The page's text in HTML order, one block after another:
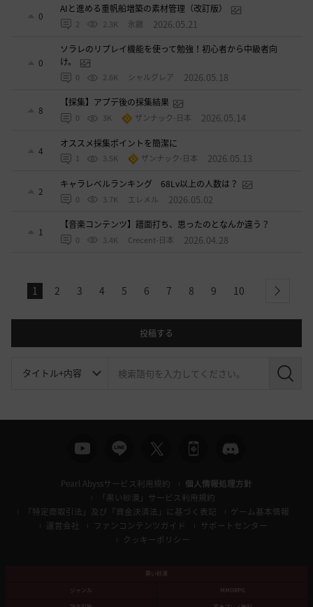
0
AIと進める重帆船増築の素材管理（改訂版）
2 2.3K 氷鏡 2026.05.21
0
ソラレのリプレイ機能を使って勉強！初心者から中級者向
け。
0 2.6K シャルグレア 2026.05.18
8
【採集】アプデ後の採集結果
0 3K ザンナック-日本 2026.05.14
4
オススメ採集ポイントを簡潔に
1 3.5K ザンナック-日本 2026.05.13
2
キャラレベルランキング 68Lv以上の人数は？
0 3.7K エレメル 2026.05.02
1
【音楽コンテンツ】譜面打ち、思ったのとなんか違う？
0 3.4K Crecent-日本 2026.04.28
1 2 3 4 5 6 7 8 9 10 next
投稿する
検
Pearl Abyssサービス利用規約
個人情報処理方針
「黒い砂漠」サービス利用規約
「特定商取引法」及び「資金決済法」に基づく表記
ゲーム基本情報
運営会社
ファンコンテンツガイド
サポートセンター
クッキーポリシー
黒い砂漠
ジャンル
MMORPG